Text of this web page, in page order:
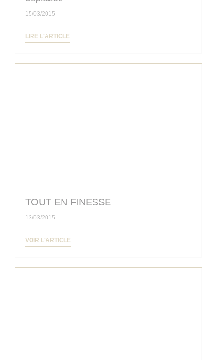
15/03/2015
LIRE L'ARTICLE
TOUT EN FINESSE
13/03/2015
VOIR L'ARTICLE